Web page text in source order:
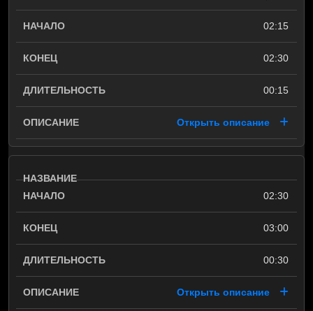
02:15
02:30
00:15
Открыть описание
02:30
03:00
00:30
Открыть описание